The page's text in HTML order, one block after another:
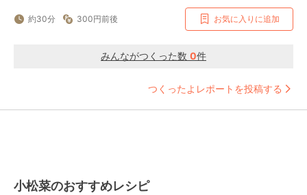
約30分 300円前後 お気に入りに追加
みんながつくった数 0件
つくったよレポートを投稿する
小松菜のおすすめレシピ